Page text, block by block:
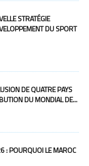
STRATÉGIE
DU SPORT
DE QUATRE PAYS
DU MONDIAL DE...
: POURQUOI LE MAROC